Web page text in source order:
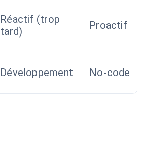
Réactif (trop
tard)
Proactif
Développement No-code